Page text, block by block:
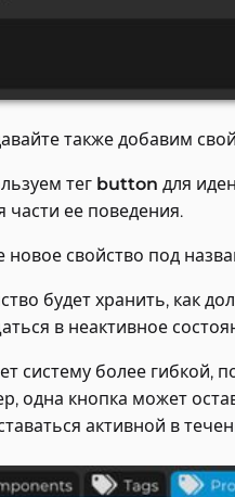
также добавим
тег button для
части ее поведения.
новое свойство под
будет хранить, как
в неактивное
систему более гибкой,
одна кнопка может
активной в